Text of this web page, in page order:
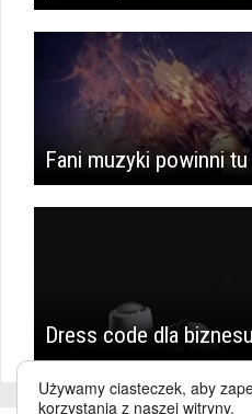
Fani muzyki powinni
Dress code dla biznesu
Używamy ciasteczek, aby
korzystania z naszej witryny.